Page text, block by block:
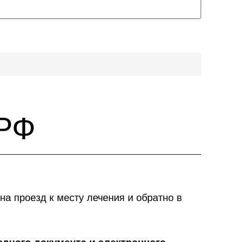
проезд к месту лечения и обратно в